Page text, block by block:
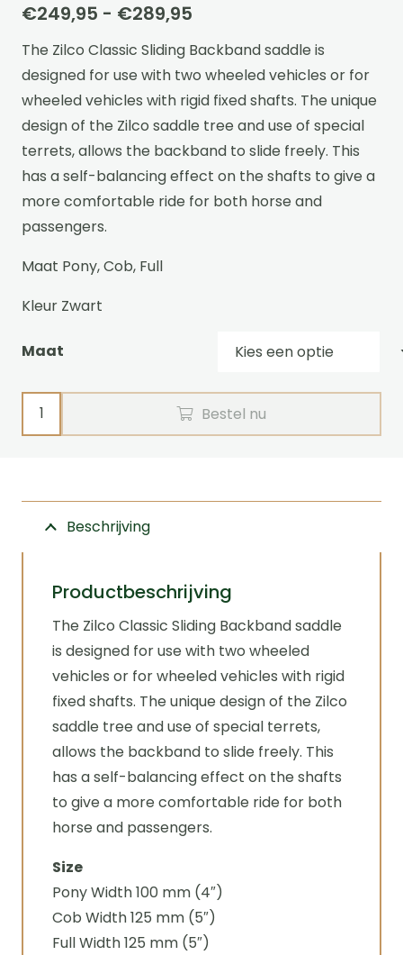
€249,95 - €289,95
€249,95
tot
€289,95
The Zilco Classic Sliding Backband saddle is
designed for use with two wheeled vehicles or for
wheeled vehicles with rigid fixed shafts. The unique
design of the Zilco saddle tree and use of special
terrets, allows the backband to slide freely. This
has a self-balancing effect on the shafts to give a
more comfortable ride for both horse and
passengers.
Maat Pony, Cob, Full
Kleur Zwart
Maat
Schoftje
CLASSIC
draagriem
Zilco
aantal
Bestel nu
Beschrijving
Productbeschrijving
The Zilco Classic Sliding Backband saddle
is designed for use with two wheeled
vehicles or for wheeled vehicles with rigid
fixed shafts. The unique design of the Zilco
saddle tree and use of special terrets,
allows the backband to slide freely. This
has a self-balancing effect on the shafts
to give a more comfortable ride for both
horse and passengers.
Size
Pony Width 100 mm (4″)
Cob Width 125 mm (5″)
Full Width 125 mm (5″)